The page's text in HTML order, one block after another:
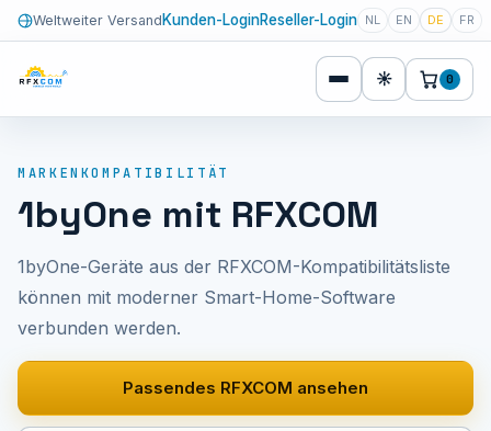
Weltweiter Versand Kunden-LoginReseller-Login NL EN DE FR
☀ 0
MARKENKOMPATIBILITÄT
1byOne mit RFXCOM
1byOne-Geräte aus der RFXCOM-Kompatibilitätsliste
können mit moderner Smart-Home-Software
verbunden werden.
Passendes RFXCOM ansehen